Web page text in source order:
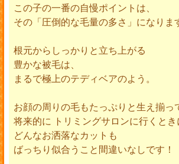
この子の一番の自慢ポイントは、
その「圧倒的な毛量の多さ」になりま
根元からしっかりと立ち上がる
豊かな被毛は、
まるで極上のテディベアのよう。
お顔の周りの毛もたっぷりと生え揃っ
将来的に トリミングサロンに行くとき
どんなお洒落なカットも
ばっちり似合うこと間違いなしです！